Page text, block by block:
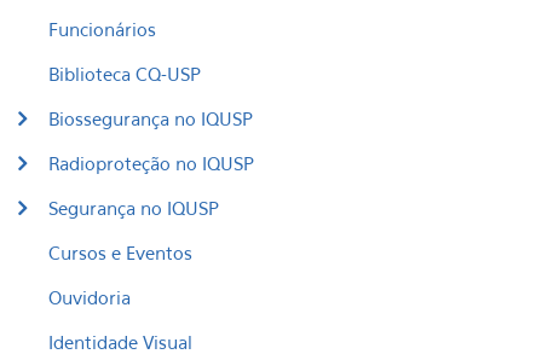
Funcionários
Biblioteca CQ-USP
Biossegurança no IQUSP
Radioproteção no IQUSP
Segurança no IQUSP
Cursos e Eventos
Ouvidoria
Identidade Visual